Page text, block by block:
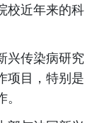
校近年来的科
兴传染病研究
项目，特别是